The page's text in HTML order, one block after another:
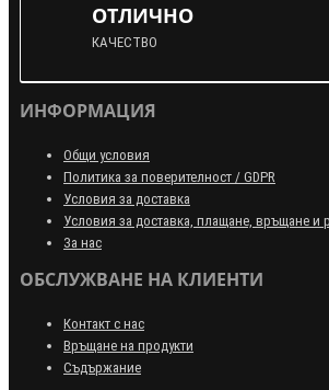
ОТЛИЧНО
КАЧЕСТВО
ИНФОРМАЦИЯ
Общи условия
Политика за поверителност / GDPR
Условия за доставка
Условия за доставка, плащане, връщане и
За нас
ОБСЛУЖВАНЕ НА КЛИЕНТИ
Контакт с нас
Връщане на продукти
Съдържание